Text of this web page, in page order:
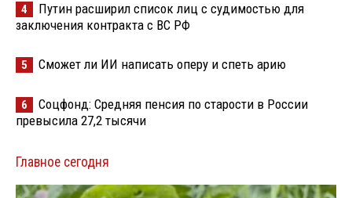
4
Путин расширил список лиц с судимостью для
заключения контракта с ВС РФ
5 Сможет ли ИИ написать оперу и спеть арию
6
Соцфонд: Средняя пенсия по старости в России
превысила 27,2 тысячи
Главное сегодня